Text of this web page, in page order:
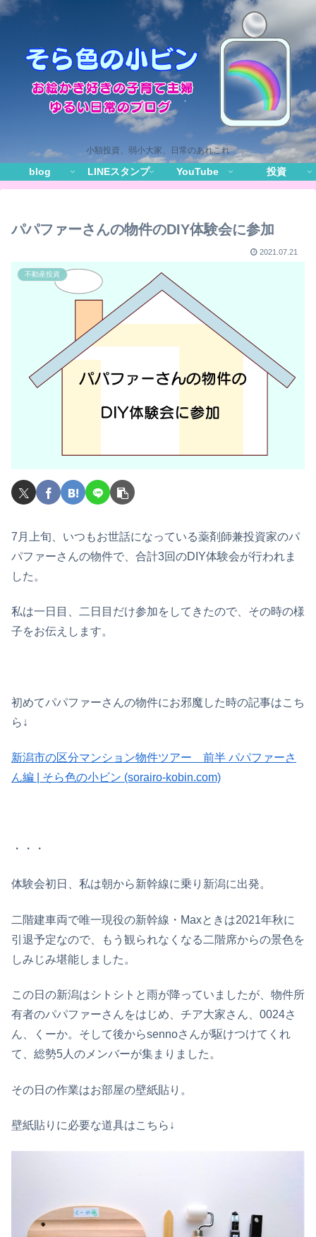
小額投資、弱小大家、日常のあれこれ
blog LINEスタンプ YouTube 投資
パパファーさんの物件のDIY体験会に参加
2021.07.21
不動産投資
7月上旬、いつもお世話になっている薬剤師兼投資家のパ
パファーさんの物件で、合計3回のDIY体験会が行われま
した。
私は一日目、二日目だけ参加をしてきたので、その時の様
子をお伝えします。
初めてパパファーさんの物件にお邪魔した時の記事はこち
ら↓
新潟市の区分マンション物件ツアー 前半 パパファーさ
ん編 | そら色の小ビン (sorairo-kobin.com)
・・・
体験会初日、私は朝から新幹線に乗り新潟に出発。
二階建車両で唯一現役の新幹線・Maxときは2021年秋に
引退予定なので、もう観られなくなる二階席からの景色を
しみじみ堪能しました。
この日の新潟はシトシトと雨が降っていましたが、物件所
有者のパパファーさんをはじめ、チア大家さん、0024さ
ん、くーか。そして後からsennoさんが駆けつけてくれ
て、総勢5人のメンバーが集まりました。
その日の作業はお部屋の壁紙貼り。
壁紙貼りに必要な道具はこちら↓